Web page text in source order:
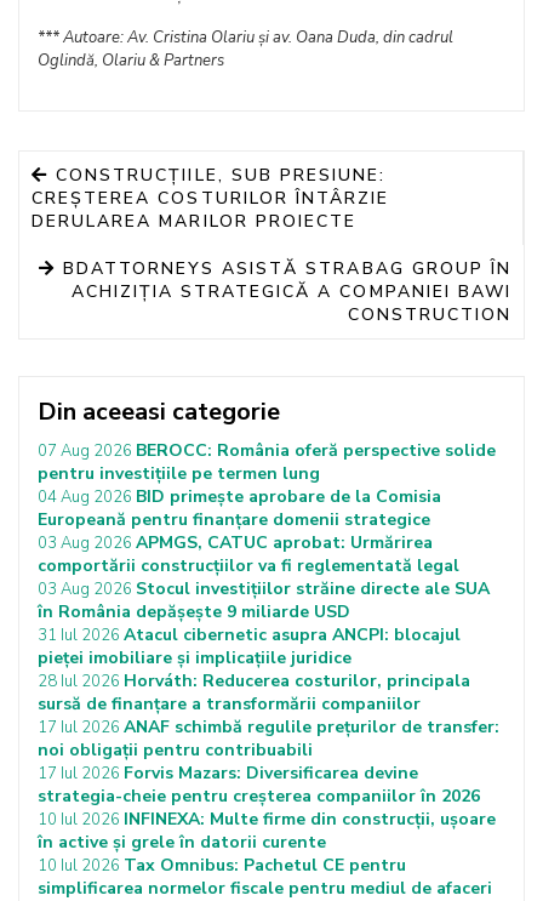
*** Autoare: Av. Cristina Olariu și av. Oana Duda, din cadrul
Oglindă, Olariu & Partners
CONSTRUCȚIILE, SUB PRESIUNE:
CREȘTEREA COSTURILOR ÎNTÂRZIE
DERULAREA MARILOR PROIECTE
BDATTORNEYS ASISTĂ STRABAG GROUP ÎN
ACHIZIȚIA STRATEGICĂ A COMPANIEI BAWI
CONSTRUCTION
Din aceeasi categorie
07 Aug 2026 BEROCC: România oferă perspective solide
pentru investițiile pe termen lung
04 Aug 2026 BID primește aprobare de la Comisia
Europeană pentru finanțare domenii strategice
03 Aug 2026 APMGS, CATUC aprobat: Urmărirea
comportării construcțiilor va fi reglementată legal
03 Aug 2026 Stocul investițiilor străine directe ale SUA
în România depășește 9 miliarde USD
31 Iul 2026 Atacul cibernetic asupra ANCPI: blocajul
pieței imobiliare și implicațiile juridice
28 Iul 2026 Horváth: Reducerea costurilor, principala
sursă de finanțare a transformării companiilor
17 Iul 2026 ANAF schimbă regulile prețurilor de transfer:
noi obligații pentru contribuabili
17 Iul 2026 Forvis Mazars: Diversificarea devine
strategia-cheie pentru creșterea companiilor în 2026
10 Iul 2026 INFINEXA: Multe firme din construcții, ușoare
în active și grele în datorii curente
10 Iul 2026 Tax Omnibus: Pachetul CE pentru
simplificarea normelor fiscale pentru mediul de afaceri